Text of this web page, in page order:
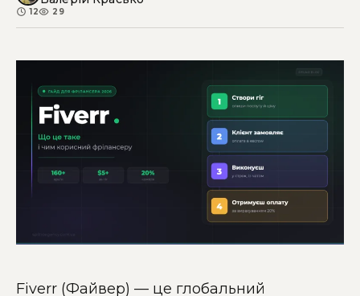
12
29
Fiverr (Файвер) — це глобальний